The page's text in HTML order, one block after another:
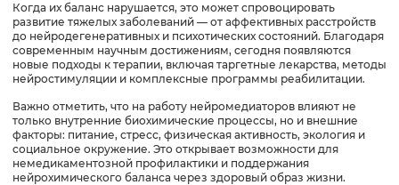
Когда их баланс нарушается, это может спровоцировать
развитие тяжелых заболеваний — от аффективных расстройств
до нейродегенеративных и психотических состояний. Благодаря
современным научным достижениям, сегодня появляются
новые подходы к терапии, включая таргетные лекарства, методы
нейростимуляции и комплексные программы реабилитации.
Важно отметить, что на работу нейромедиаторов влияют не
только внутренние биохимические процессы, но и внешние
факторы: питание, стресс, физическая активность, экология и
социальное окружение. Это открывает возможности для
немедикаментозной профилактики и поддержания
нейрохимического баланса через здоровый образ жизни.